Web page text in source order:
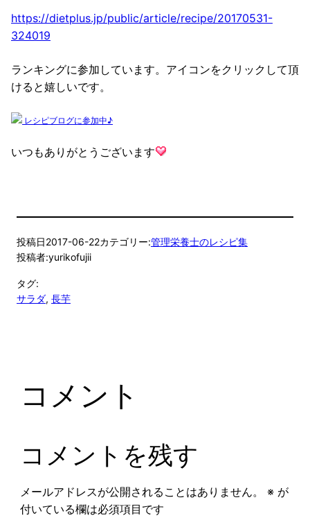
https://dietplus.jp/public/article/recipe/20170531-
324019
ランキングに参加しています。アイコンをクリックして頂
けると嬉しいです。
レシピブログに参加中♪
いつもありがとうございます
投稿日2017-06-22カテゴリー:管理栄養士のレシピ集
投稿者:yurikofujii
タグ:
サラダ, 長芋
コメント
コメントを残す
メールアドレスが公開されることはありません。 ※が
付いている欄は必須項目です